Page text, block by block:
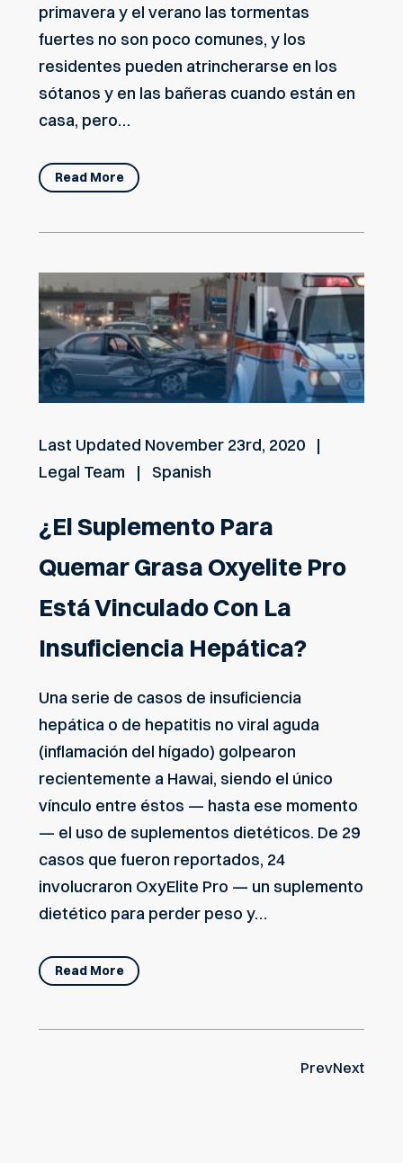
primavera y el verano las tormentas
fuertes no son poco comunes, y los
residentes pueden atrincherarse en los
sótanos y en las bañeras cuando están en
casa, pero…
Read More
Last Updated November 23rd, 2020
Legal Team
Spanish
¿El Suplemento Para
Quemar Grasa Oxyelite Pro
Está Vinculado Con La
Insuficiencia Hepática?
Una serie de casos de insuficiencia
hepática o de hepatitis no viral aguda
(inflamación del hígado) golpearon
recientemente a Hawai, siendo el único
vínculo entre éstos — hasta ese momento
— el uso de suplementos dietéticos. De 29
casos que fueron reportados, 24
involucraron OxyElite Pro — un suplemento
dietético para perder peso y…
Read More
PrevNext